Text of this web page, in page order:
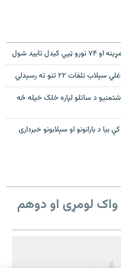
۲۲ تنو ته رسېدلي
شتمنیو د ساتلو لپاره خلک خپله څه
د بارانونو او سېلابونو خبرداری
واک لومړی او دوهم